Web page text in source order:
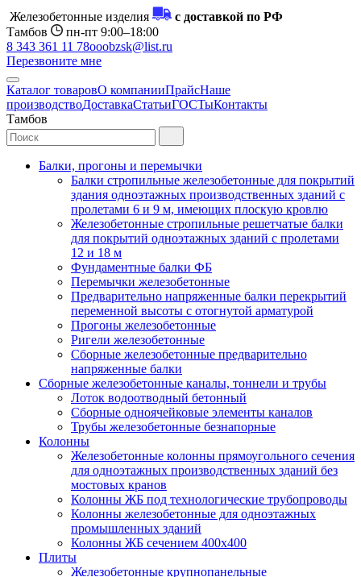
Железобетонные изделия
с доставкой по РФ
Тамбов
пн-пт 9:00–18:00
8 343 361 11 78ooobzsk@list.ru
Перезвоните мне
Каталог товаровО компанииПрайсНаше
производствоДоставкаСтатьиГОСТыКонтакты
Тамбов
Балки, прогоны и перемычки
Балки стропильные железобетонные для покрытий
здания одноэтажных производственных зданий с
пролетами 6 и 9 м, имеющих плоскую кровлю
Железобетонные стропильные решетчатые балки
для покрытий одноэтажных зданий с пролетами
12 и 18 м
Фундаментные балки ФБ
Перемычки железобетонные
Предварительно напряженные балки перекрытий
переменной высоты с отогнутой арматурой
Прогоны железобетонные
Ригели железобетонные
Сборные железобетонные предварительно
напряженные балки
Сборные железобетонные каналы, тоннели и трубы
Лоток водоотводный бетонный
Сборные одноячейковые элементы каналов
Трубы железобетонные безнапорные
Колонны
Железобетонные колонны прямоугольного сечения
для одноэтажных производственных зданий без
мостовых кранов
Колонны ЖБ под технологические трубопроводы
Колонны железобетонные для одноэтажных
промышленных зданий
Колонны ЖБ сечением 400х400
Плиты
Железобетонные крупнопанельные